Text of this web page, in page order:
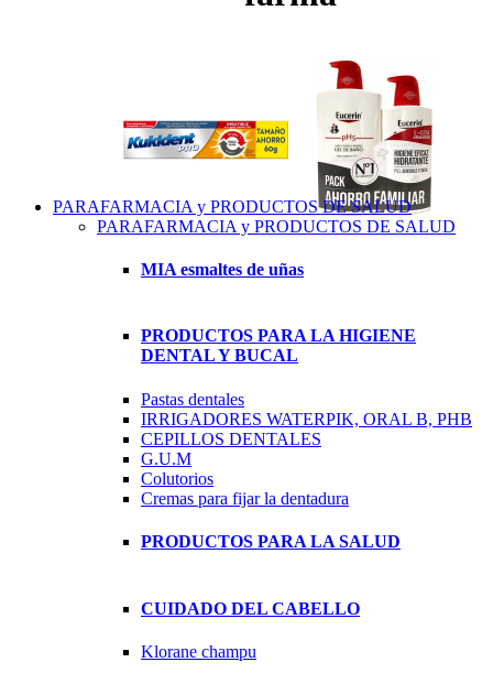
PARAFARMACIA y PRODUCTOS DE SALUD
PARAFARMACIA y PRODUCTOS DE SALUD
MIA esmaltes de uñas
PRODUCTOS PARA LA HIGIENE
DENTAL Y BUCAL
Pastas dentales
IRRIGADORES WATERPIK, ORAL B, PHB
CEPILLOS DENTALES
G.U.M
Colutorios
Cremas para fijar la dentadura
PRODUCTOS PARA LA SALUD
CUIDADO DEL CABELLO
Klorane champu